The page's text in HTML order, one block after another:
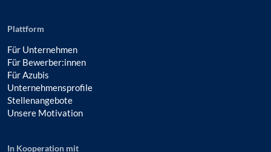
Plattform
Für Unternehmen
Für Bewerber:innen
Für Azubis
Unternehmensprofile
Stellenangebote
Unsere Motivation
In Kooperation mit